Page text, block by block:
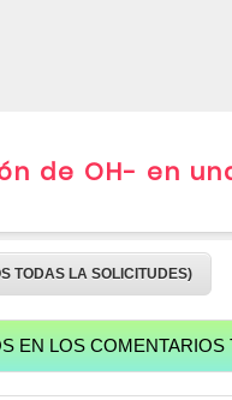
de OH- en
TODAS LA SOLICITUDES)
COMENTARIOS TUS